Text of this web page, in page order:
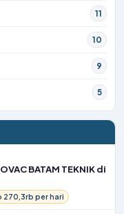
11
10
9
5
BATAM TEKNIK di
270,3rb per hari